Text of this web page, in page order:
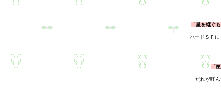
「星を継ぐ
ハードＳＦに
「
だれが呼